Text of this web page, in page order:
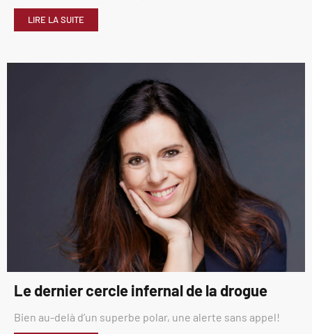
LIRE LA SUITE
Le dernier cercle infernal de la drogue
Bien au-delà d’un superbe polar, une alerte sans appel!